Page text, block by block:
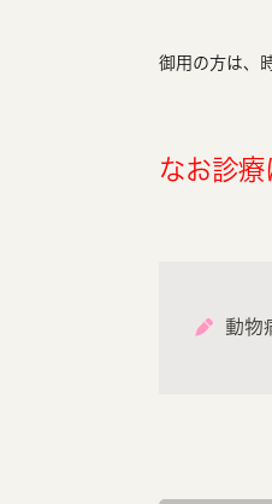
御用の方は、
なお診療
動物